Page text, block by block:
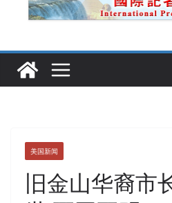
美国新闻
旧金山华裔市